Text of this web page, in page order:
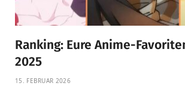
Ranking: Eure Anime-
2025
15. FEBRUAR 2026